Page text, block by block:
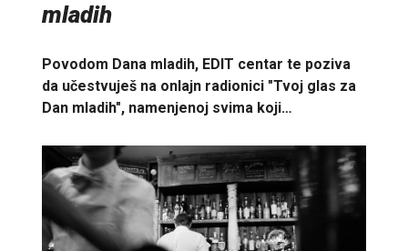
mladih
Povodom Dana mladih, EDIT centar te poziva
da učestvuješ na onlajn radionici "Tvoj glas za
Dan mladih", namenjenoj svima koji…